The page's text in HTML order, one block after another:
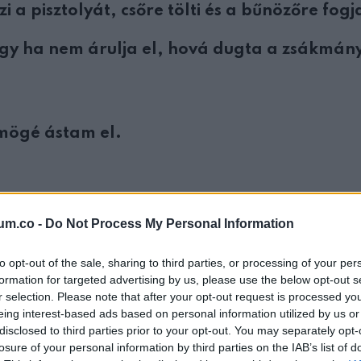
- Do Not Process My Personal Information
opt-out of the sale, sharing to third parties, or processing of your
for targeted advertising by us, please use the below opt-out
selection. Please note that after your opt-out request is processed
interest-based ads based on personal information utilized by us
to third parties prior to your opt-out. You may separately
of your personal information by third parties on the IAB’s list of
a pisztolyát, csőre tölti és a bűnözőre
ha nem árulja el, hová dugta a
ástam el.
hét múlva bejelenti, hogy betörtek hozzá.
?